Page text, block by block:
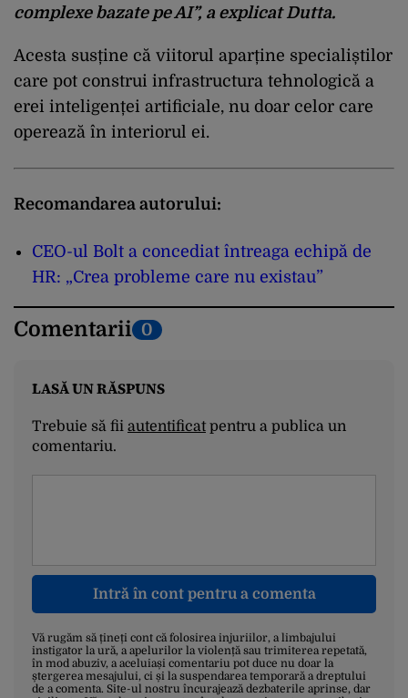
complexe bazate pe AI”, a explicat Dutta.
Acesta susține că viitorul aparține specialiștilor
care pot construi infrastructura tehnologică a
erei inteligenței artificiale, nu doar celor care
operează în interiorul ei.
Recomandarea autorului:
CEO-ul Bolt a concediat întreaga echipă de
HR: „Crea probleme care nu existau”
Comentarii 0
LASĂ UN RĂSPUNS
Trebuie să fii autentificatpentru a publica un
comentariu.
Intră în cont pentru a comenta
Vă rugăm să țineți cont că folosirea injuriilor, a limbajului
instigator la ură, a apelurilor la violență sau trimiterea repetată,
în mod abuziv, a aceluiași comentariu pot duce nu doar la
ștergerea mesajului, ci și la suspendarea temporară a dreptului
de a comenta. Site-ul nostru încurajează dezbaterile aprinse, dar